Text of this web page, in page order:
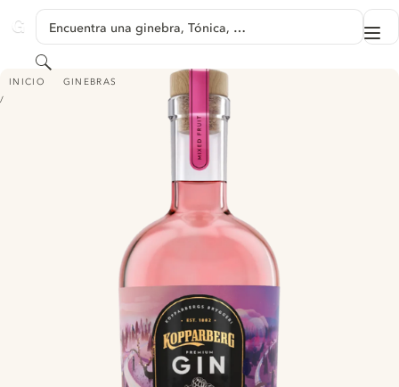
GINVENTORY
Encuentra una ginebra, Tónica, …
Buscar
INICIO GINEBRAS
KOPPARBERG PREMIUM GIN - MIXED FRUIT